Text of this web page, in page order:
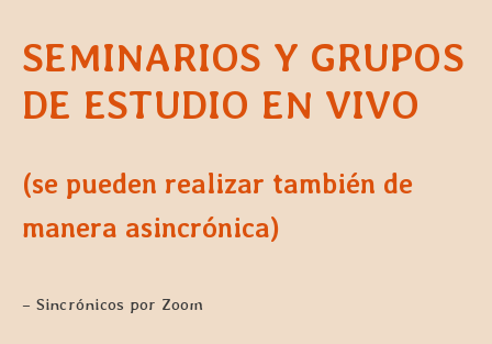
SEMINARIOS Y GRUPOS
DE ESTUDIO EN VIVO
(se pueden realizar también de
manera asincrónica)
– Sincrónicos por Zoom